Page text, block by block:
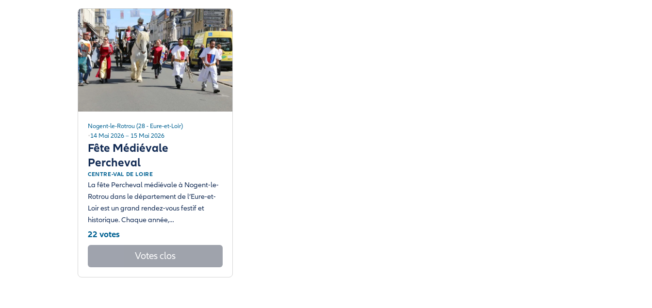
Nogent-le-Rotrou (28 - Eure-et-Loir)
14 Mai 2026 – 15 Mai 2026
Fête Médiévale
Percheval
CENTRE-VAL DE LOIRE
La fête Percheval médiévale à Nogent-le-
Rotrou dans le département de l’Eure-et-
Loir est un grand rendez-vous festif et
historique. Chaque année,…
22 votes
Votes clos